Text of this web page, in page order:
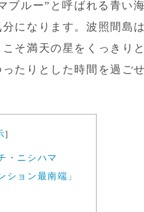
ルー”と呼ばれる青い
になります。波照間島
そ満天の星をくっきり
たりとした時間を過ご
]
・ニシハマ
ション最南端」